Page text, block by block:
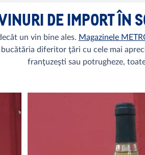
DE IMPORT ÎN
un vin bine ales. Magazinele
diferitor ţări cu cele mai
franţuzeşti sau potrugheze,